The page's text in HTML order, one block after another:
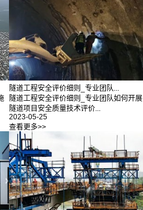
隧道工程安全评价细则_专业团队...
隧道工程安全评价细则_专业团队如何开展
隧道项目安全质量技术评价...
2023-05-25
查看更多>>